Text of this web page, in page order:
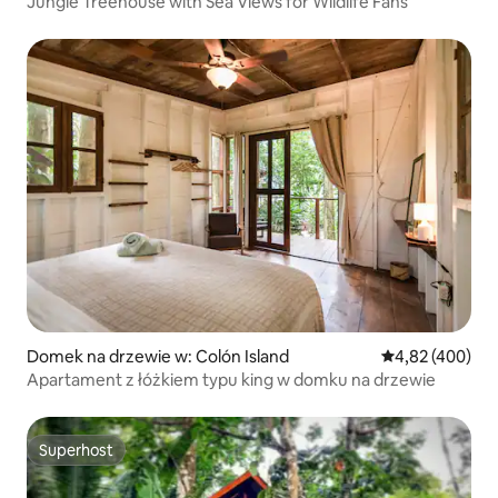
Domek na drzewie w: Colón Island Średnia
4,82 (400)
Apartament z łóżkiem typu king w domku na drzewie
Superhost
Superhost